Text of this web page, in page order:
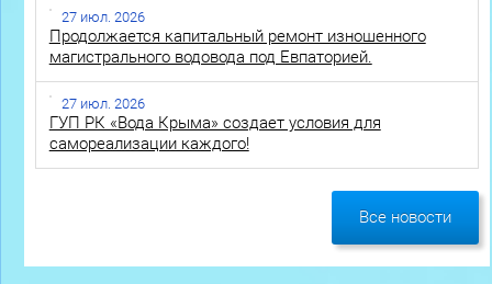
27 июл. 2026
Продолжается капитальный ремонт изношенного
магистрального водовода под Евпаторией.
27 июл. 2026
ГУП РК «Вода Крыма» создает условия для
самореализации каждого!
Все новости